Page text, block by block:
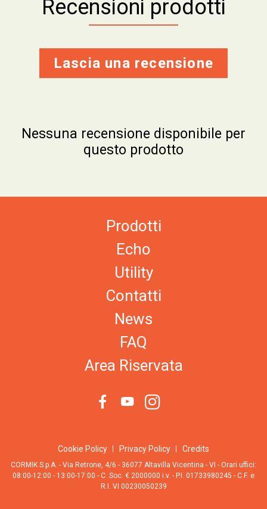
Recensioni prodotti
Lascia una recensione
Nessuna recensione disponibile per
questo prodotto
Prodotti
Echo
Utility
Contatti
News
FAQ
Area Riservata
Cookie Policy Privacy Policy Credits
CORMIK S.p.A. - Via Retrone, 4/6 - 36077 Altavilla Vicentina - VI - Orari uffici:
08:00-12:00 - 13:00-17:00 - C. Soc. € 2000000 i.v. - P.I. 01733980245 - C.F. e
R.I. VI 00230050239